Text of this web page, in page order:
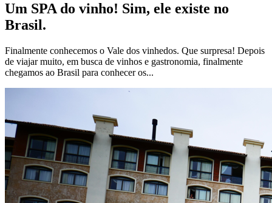
Um SPA do vinho! Sim, ele existe no
Brasil.
Finalmente conhecemos o Vale dos vinhedos. Que surpresa! Depois
de viajar muito, em busca de vinhos e gastronomia, finalmente
chegamos ao Brasil para conhecer os...